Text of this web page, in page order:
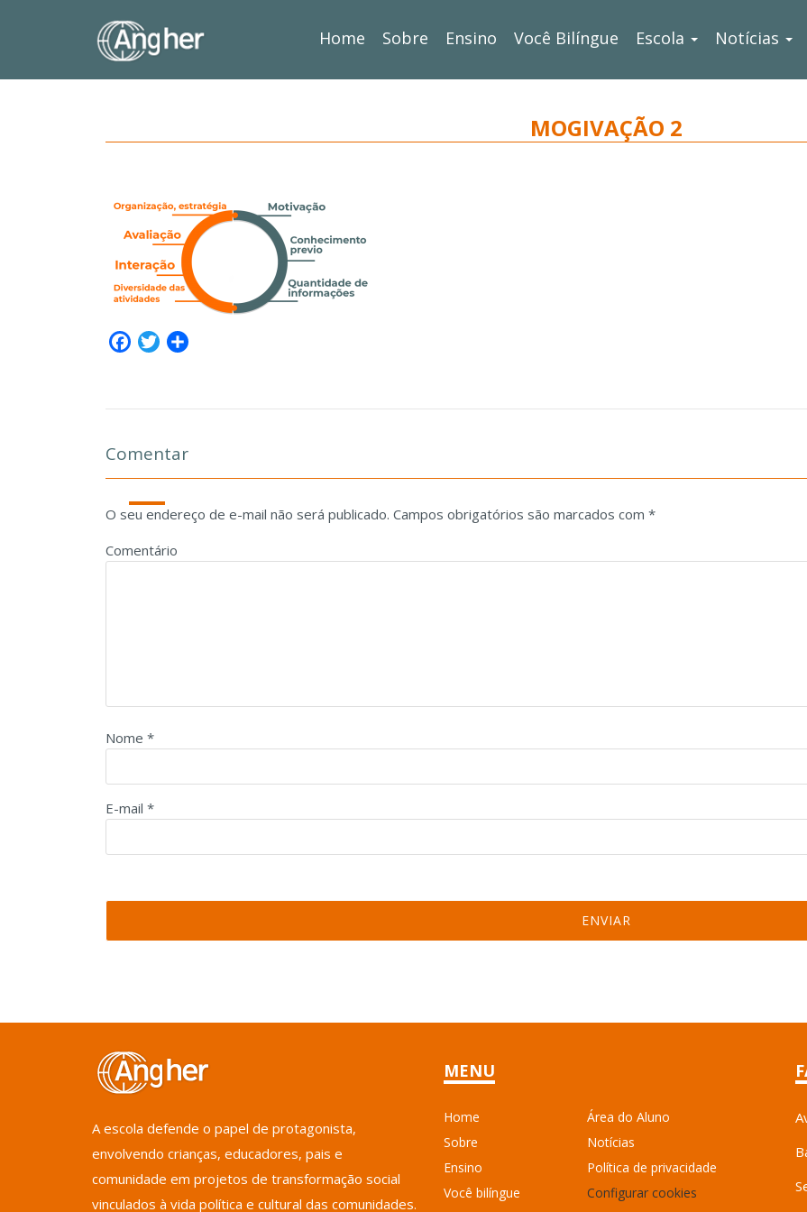
Home Sobre Ensino Você Bilíngue Escola Notícias
MOGIVAÇÃO 2
Facebook
Twitter
Comentar
O seu endereço de e-mail não será publicado. Campos obrigatórios são marcados com *
Comentário
Nome *
E-mail *
A escola defende o papel de protagonista,
envolvendo crianças, educadores, pais e
comunidade em projetos de transformação social
vinculados à vida política e cultural das comunidades.
MENU
Home
Sobre
Ensino
Você bilíngue
Área do Aluno
Notícias
Política de privacidade
Configurar cookies